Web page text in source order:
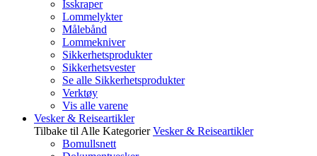
Isskraper
Lommelykter
Målebånd
Lommekniver
Sikkerhetsprodukter
Sikkerhetsvester
Se alle Sikkerhetsprodukter
Verktøy
Vis alle varene
Vesker & Reiseartikler
Tilbake til Alle Kategorier Vesker & Reiseartikler
Bomullsnett